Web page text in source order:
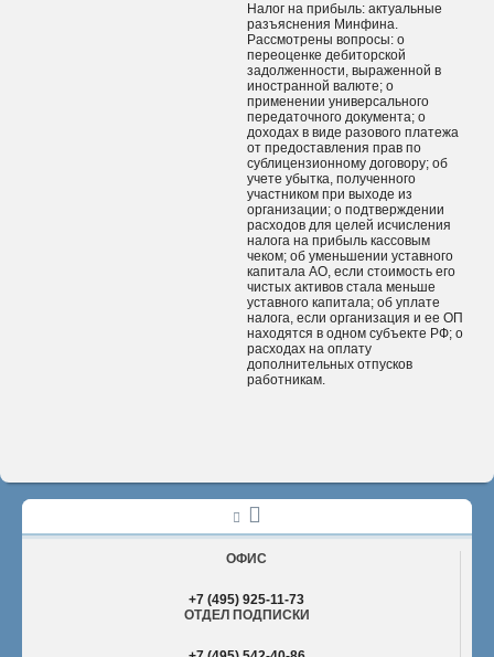
Налог на прибыль: актуальные
разъяснения Минфина.
Рассмотрены вопросы: о
переоценке дебиторской
задолженности, выраженной в
иностранной валюте; о
применении универсального
передаточного документа; о
доходах в виде разового платежа
от предоставления прав по
сублицензионному договору; об
учете убытка, полученного
участником при выходе из
организации; о подтверждении
расходов для целей исчисления
налога на прибыль кассовым
чеком; об уменьшении уставного
капитала АО, если стоимость его
чистых активов стала меньше
уставного капитала; об уплате
налога, если организация и ее ОП
находятся в одном субъекте РФ; о
расходах на оплату
дополнительных отпусков
работникам.
ОФИС
+7 (495) 925-11-73
ОТДЕЛ ПОДПИСКИ